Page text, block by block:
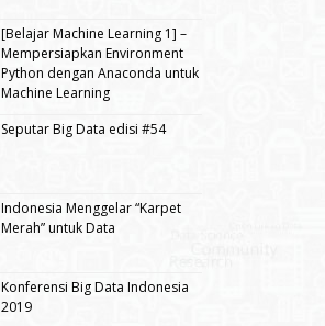
[Belajar Machine Learning 1] –
Mempersiapkan Environment
Python dengan Anaconda untuk
Machine Learning
Seputar Big Data edisi #54
Indonesia Menggelar “Karpet
Merah” untuk Data
Konferensi Big Data Indonesia
2019